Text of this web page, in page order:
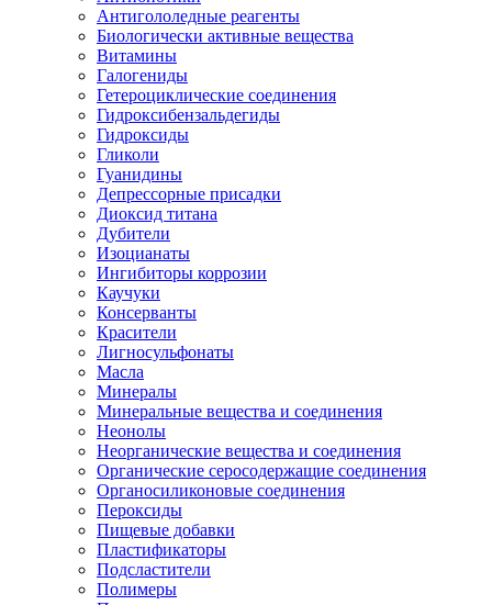
Антигололедные реагенты
Биологически активные вещества
Витамины
Галогениды
Гетероциклические соединения
Гидроксибензальдегиды
Гидроксиды
Гликоли
Гуанидины
Депрессорные присадки
Диоксид титана
Дубители
Изоцианаты
Ингибиторы коррозии
Каучуки
Консерванты
Красители
Лигносульфонаты
Масла
Минералы
Минеральные вещества и соединения
Неонолы
Неорганические вещества и соединения
Органические серосодержащие соединения
Органосиликоновые соединения
Пероксиды
Пищевые добавки
Пластификаторы
Подсластители
Полимеры